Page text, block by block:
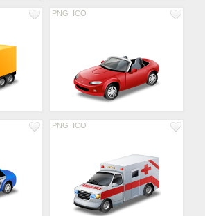
PNG ICO
PNG ICO